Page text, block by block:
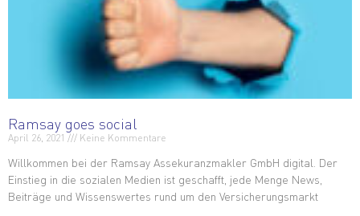
Ramsay goes social
April 26, 2021 Keine Kommentare
Willkommen bei der Ramsay Assekuranzmakler GmbH digital. Der
Einstieg in die sozialen Medien ist geschafft, jede Menge News,
Beiträge und Wissenswertes rund um den Versicherungsmarkt